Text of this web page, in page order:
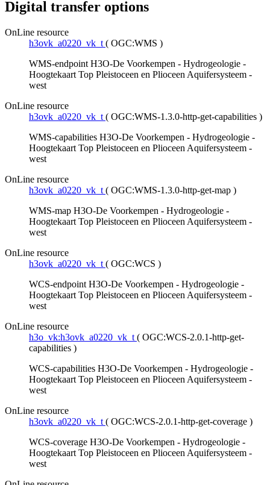
Digital transfer options
OnLine resource
h3ovk_a0220_vk_t ( OGC:WMS )
WMS-endpoint H3O-De Voorkempen - Hydrogeologie -
Hoogtekaart Top Pleistoceen en Plioceen Aquifersysteem -
west
OnLine resource
h3ovk_a0220_vk_t ( OGC:WMS-1.3.0-http-get-capabilities )
WMS-capabilities H3O-De Voorkempen - Hydrogeologie -
Hoogtekaart Top Pleistoceen en Plioceen Aquifersysteem -
west
OnLine resource
h3ovk_a0220_vk_t ( OGC:WMS-1.3.0-http-get-map )
WMS-map H3O-De Voorkempen - Hydrogeologie -
Hoogtekaart Top Pleistoceen en Plioceen Aquifersysteem -
west
OnLine resource
h3ovk_a0220_vk_t ( OGC:WCS )
WCS-endpoint H3O-De Voorkempen - Hydrogeologie -
Hoogtekaart Top Pleistoceen en Plioceen Aquifersysteem -
west
OnLine resource
h3o_vk:h3ovk_a0220_vk_t ( OGC:WCS-2.0.1-http-get-
capabilities )
WCS-capabilities H3O-De Voorkempen - Hydrogeologie -
Hoogtekaart Top Pleistoceen en Plioceen Aquifersysteem -
west
OnLine resource
h3ovk_a0220_vk_t ( OGC:WCS-2.0.1-http-get-coverage )
WCS-coverage H3O-De Voorkempen - Hydrogeologie -
Hoogtekaart Top Pleistoceen en Plioceen Aquifersysteem -
west